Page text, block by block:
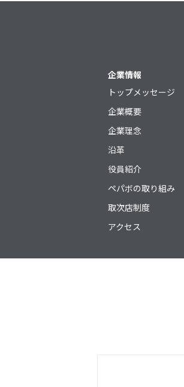
サイトマップ
企業情報
トップメッセージ
企業概要
企業理念
沿革
役員紹介
ペパボの取り組み
取次店制度
アクセス